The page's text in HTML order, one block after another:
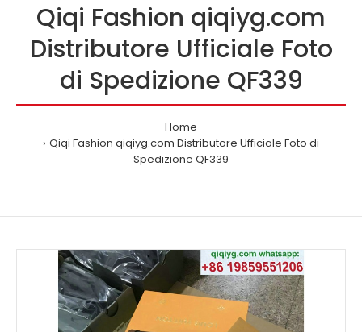
Qiqi Fashion qiqiyg.com
Distributore Ufficiale Foto
di Spedizione QF339
Home
Qiqi Fashion qiqiyg.com Distributore Ufficiale Foto di
Spedizione QF339